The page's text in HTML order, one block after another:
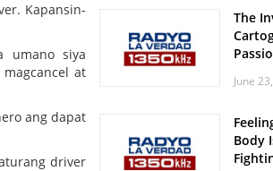
Kapansin-
umano siya
at
ang dapat
driver
The
June
Body